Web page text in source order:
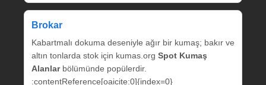
Brokar
Kabartmalı dokuma deseniyle ağır bir kumaş; bakır ve
altın tonlarda stok için kumas.org Spot Kumaş
Alanlarbölümünde popülerdir.
:contentReference[oaicite:0]{index=0}